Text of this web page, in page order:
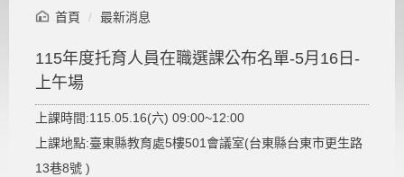
首頁 最新消息
115年度托育人員在職選課公布名單-5月16日-
上午場
上課時間:115.05.16(六) 09:00~12:00
上課地點:臺東縣教育處5樓501會議室(台東縣台東市更生路
13巷8號 )